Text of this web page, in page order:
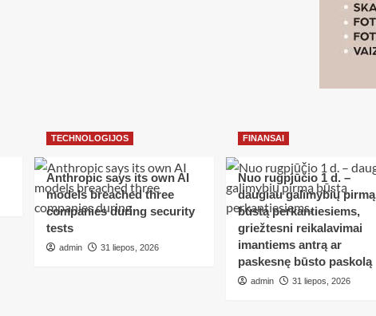
TECHNOLOGIJOS
Anthropic says its own AI
models breached three
companies during security
tests
admin 31 liepos, 2026
FINANSAI
Nuo rugpjūčio 1 d. –
daugiau galimybių pirmą
būstą perkantiesiems,
griežtesni reikalavimai
imantiems antrą ar
paskesnę būsto paskolą
admin 31 liepos, 2026